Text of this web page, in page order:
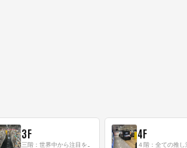
3F 4F